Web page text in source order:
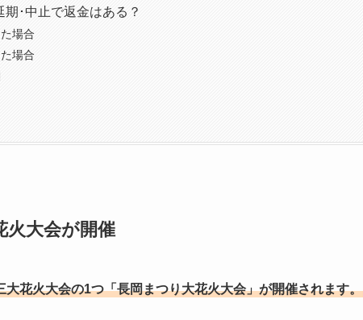
期･中止で返金はある？
場合
場合
火大会が開催
花火大会の1つ「長岡まつり大花火大会」が開催されます。